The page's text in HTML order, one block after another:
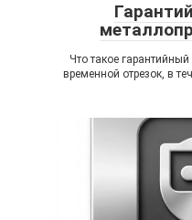
Что такое
временной отрезок, в